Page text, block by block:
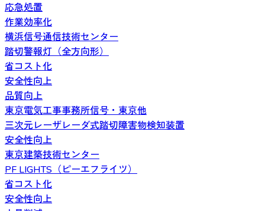
応急処置
作業効率化
横浜信号通信技術センター
踏切警報灯（全方向形）
省コスト化
安全性向上
品質向上
東京電気工事事務所信号・東京他
三次元レーザレーダ式踏切障害物検知装置
安全性向上
東京建築技術センター
PF LIGHTS（ピーエフライツ）
省コスト化
安全性向上